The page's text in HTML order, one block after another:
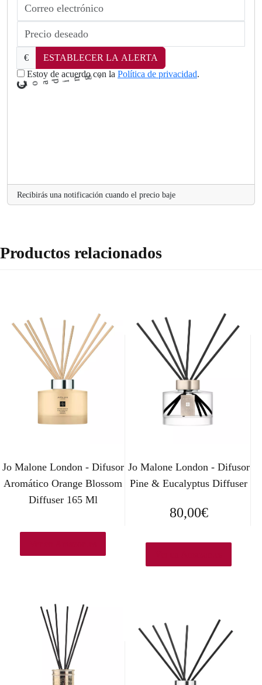
€
ESTABLECER LA ALERTA
Estoy de acuerdo con la Política de privacidad.
L
.
Recibirás una notificación cuando el precio baje
Productos relacionados
Jo Malone London - Difusor
Aromático Orange Blossom
Diffuser 165 Ml
Jo Malone London - Difusor
Pine & Eucalyptus Diffuser
80,00€